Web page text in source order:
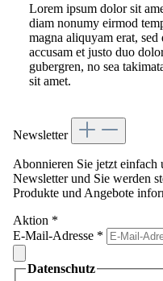
Lorem ipsum dolor sit
diam nonumy eirmod
magna aliquyam erat,
accusam et justo duo
gubergren, no sea
sit amet.
Newsletter
Abonnieren Sie jetzt einfach
Newsletter und Sie werden
Produkte und Angebote
Aktion *
E-Mail-Adresse *
Datenschutz